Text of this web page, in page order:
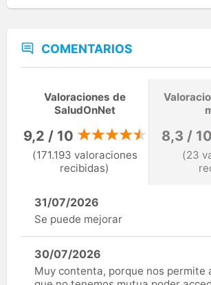
COMENTARIOS
Valoraciones de
SaludOnNet
9,2 / 10
(171.193 valoraciones
recibidas)
8,3 / 10
(23
31/07/2026
Se puede mejorar
30/07/2026
Muy contenta, porque nos permite